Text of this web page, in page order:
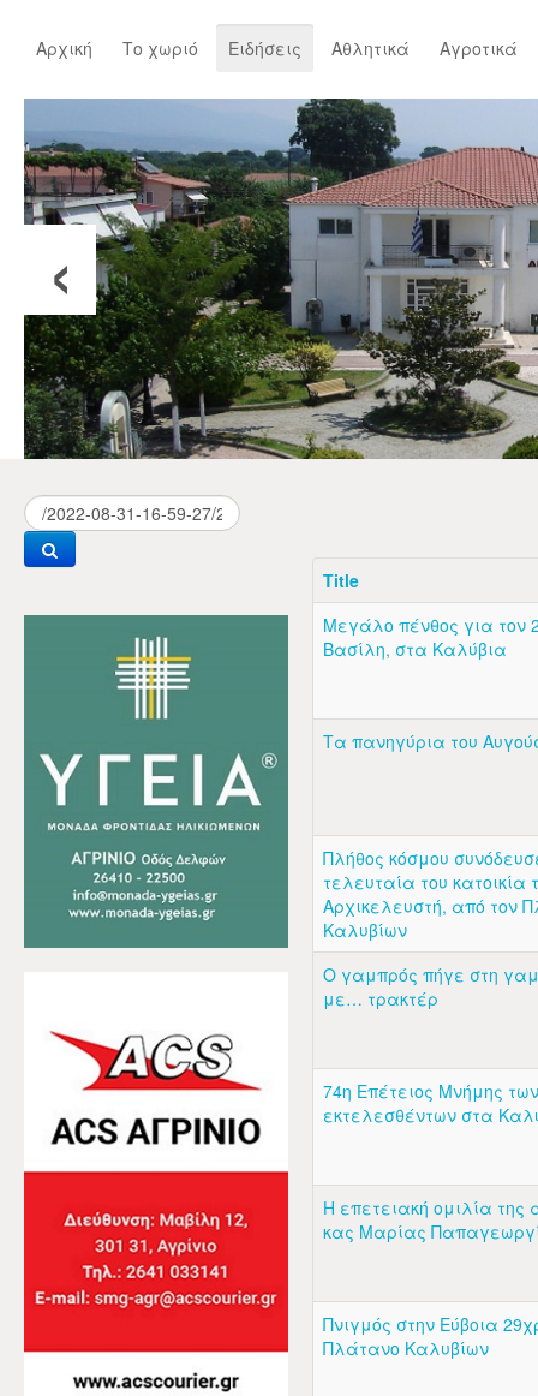
Αρχική Το χωριό Ειδήσεις Αθλητικά Αγροτικά
‹
Title
Μεγάλο πένθος για τον
Βασίλη, στα Καλύβια
Τα πανηγύρια του
Πλήθος κόσμου
τελευταία του κατοικία
Αρχικελευστή, από τον
Καλυβίων
Ο γαμπρός πήγε στη
με… τρακτέρ
74η Επέτειος Μνήμης
εκτελεσθέντων στα
Η επετειακή ομιλία της
κας Μαρίας
Πνιγμός στην Εύβοια
Πλάτανο Καλυβίων